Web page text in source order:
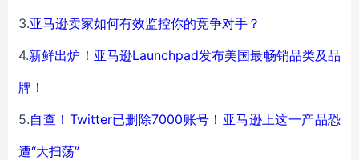
3.亚马逊卖家如何有效监控你的竞争对手？
4.新鲜出炉！亚马逊Launchpad发布美国最畅销品类及品
牌！
5.自查！Twitter已删除7000账号！亚马逊上这一产品恐
遭“大扫荡”